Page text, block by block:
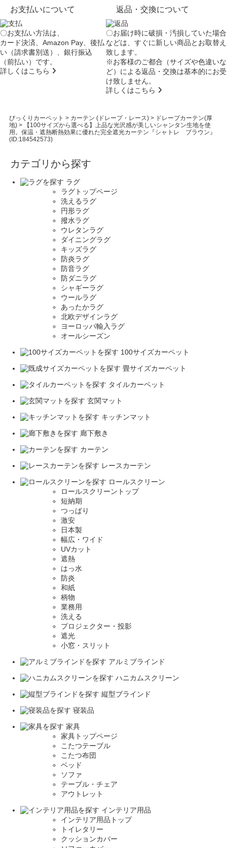
お支払いについて
〇お支払い方法は、
カード決済、Amazon Pay、後払
い（請求書別送）、銀行振込
（前払い）です。
詳しくはこちら
返品・交換について
〇お届け時に破損・汚損していた場合
などは、すぐに新しい商品とお取替え
致します。
※お客様のご都合（サイズや色違いな
ど）による返品・交換は基本的にお受
け致しません。
詳しくはこちら
びっくりカーペット > カーテン (ドレープ・レース)> ドレープカーテン(厚
地)>
【100サイズから選べる】上品な光沢感が美しいシャンタン生地を使
用。保温・遮熱断熱効果に優れた完全遮光カーテン『シャトレ ブラウン』
(ID:184542573)
カテゴリから探す
ラグ
ラグトップページ
洗えるラグ
円形ラグ
撥水ラグ
ウレタンラグ
ダイニングラグ
キッズラグ
防炎ラグ
防音ラグ
防ダニラグ
シャギーラグ
ウールラグ
あったかラグ
北欧デザインラグ
ヨーロッパ輸入ラグ
オールシーズン
100サイズカーペット
畳サイズカーペット
タイルカーペット
玄関マット
キッチンマット
廊下敷き
カーテン
レースカーテン
ロールスクリーン
ロールスクリーントップ
短納期
つっぱり
激安
日本製
幅広・ワイド
UVカット
遮熱
はっ水
防炎
和紙
柄物
業務用
洗える
プロジェクター・投影
遮光
小窓・スリット
アルミブラインド
ハニカムスクリーン
縦型ブラインド
寝装品
家具
家具トップページ
こたつテーブル
こたつ布団
ベッド
ソファ
テーブル・チェア
アウトレット
インテリア用品
インテリア用品トップ
トイレタリー
クッションカバー